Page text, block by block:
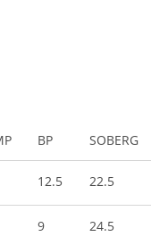
BP SOBERG
12.5 22.5
9 24.5